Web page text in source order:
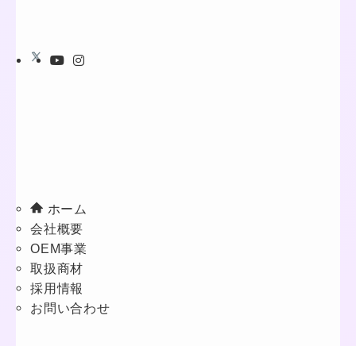
ホーム
会社概要
OEM事業
取扱商材
採用情報
お問い合わせ